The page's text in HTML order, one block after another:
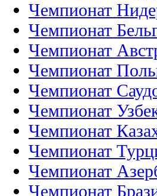
Чемпионат
Чемпионат
Чемпионат
Чемпионат
Чемпионат
Чемпионат
Чемпионат
Чемпионат
Чемпионат
Чемпионат